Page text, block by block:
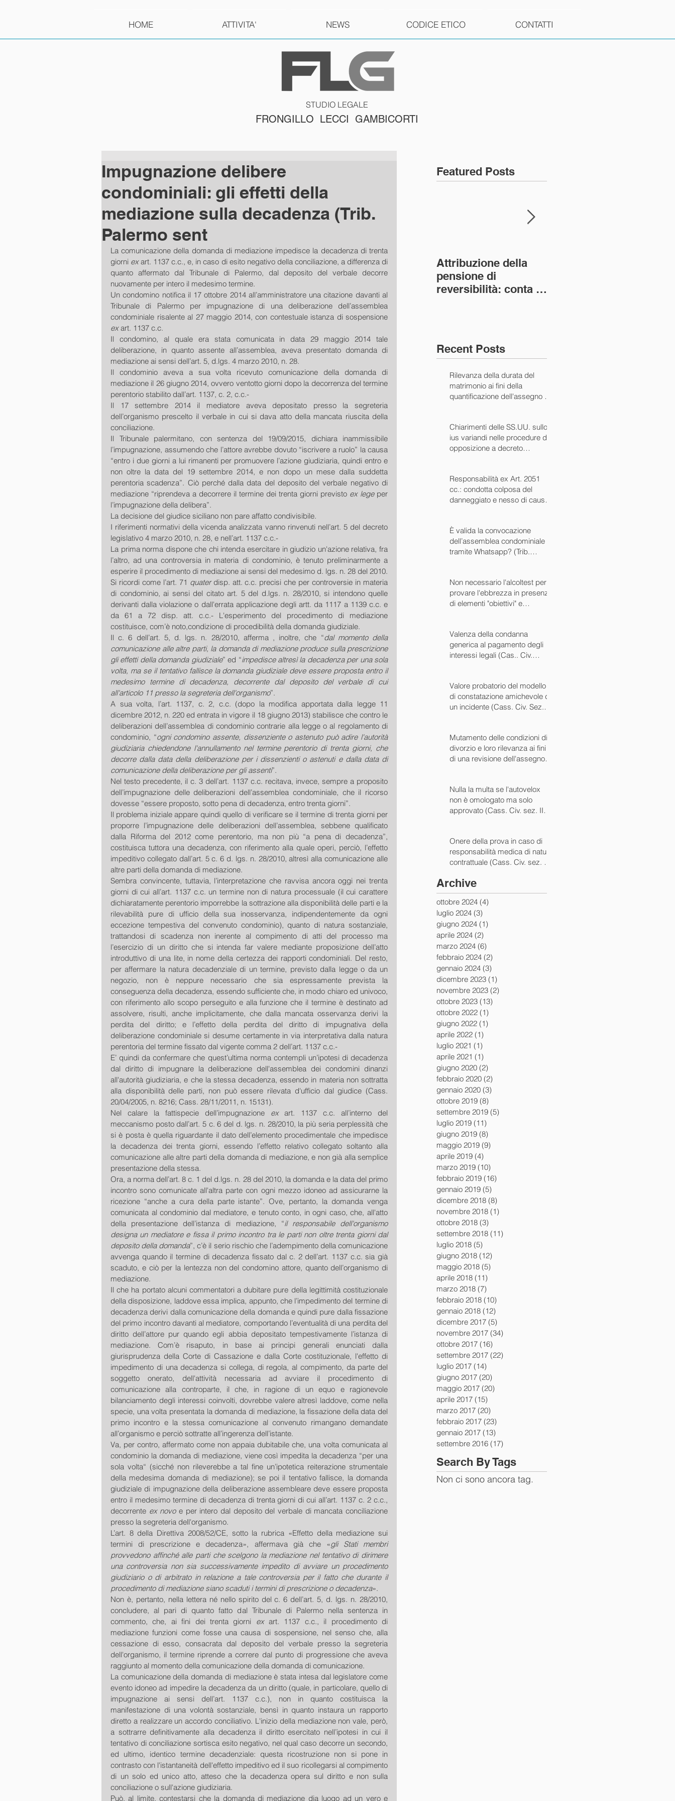
HOME ATTIVITA' NEWS CODICE ETICO CONTATTI
STUDIO LEGALE
FRONGILLO LECCI GAMBICORTI
Impugnazione delibere
condominiali: gli effetti della
mediazione sulla decadenza (Trib.
Palermo sent
La comunicazione della domanda di mediazione impedisce la decadenza di trenta
giorni ex art. 1137 c.c., e, in caso di esito negativo della conciliazione, a differenza di
quanto affermato dal Tribunale di Palermo, dal deposito del verbale decorre
nuovamente per intero il medesimo termine.
Un condomino notifica il 17 ottobre 2014 all’amministratore una citazione davanti al
Tribunale di Palermo per impugnazione di una deliberazione dell’assemblea
ex art. 1137 c.c.
Il condomino, al quale era stata comunicata in data 29 maggio 2014 tale
deliberazione, in quanto assente all’assemblea, aveva presentato domanda di
mediazione ai sensi dell’art. 5, d.lgs. 4 marzo 2010, n. 28.
Il condominio aveva a sua volta ricevuto comunicazione della domanda di
mediazione il 26 giugno 2014, ovvero ventotto giorni dopo la decorrenza del termine
perentorio stabilito dall’art. 1137, c. 2, c.c.-
Il 17 settembre 2014 il mediatore aveva depositato presso la segreteria
dell’organismo prescelto il verbale in cui si dava atto della mancata riuscita della
conciliazione.
Il Tribunale palermitano, con sentenza del 19/09/2015, dichiara inammissibile
l’impugnazione, assumendo che l’attore avrebbe dovuto “iscrivere a ruolo” la causa
“entro i due giorni a lui rimanenti per promuovere l’azione giudiziaria, quindi entro e
non oltre la data del 19 settembre 2014, e non dopo un mese dalla suddetta
perentoria scadenza”. Ciò perché dalla data del deposito del verbale negativo di
mediazione “riprendeva a decorrere il termine dei trenta giorni previsto ex lege per
l’impugnazione della delibera”.
La decisione del giudice siciliano non pare affatto condivisibile.
I riferimenti normativi della vicenda analizzata vanno rinvenuti nell’art. 5 del decreto
legislativo 4 marzo 2010, n. 28, e nell’art. 1137 c.c.-
La prima norma dispone che chi intenda esercitare in giudizio un'azione relativa, fra
l’altro, ad una controversia in materia di condominio, è tenuto preliminarmente a
Si ricordi come l’art. 71 quater disp. att. c.c. precisi che per controversie in materia
di condominio, ai sensi del citato art. 5 del d.lgs. n. 28/2010, si intendono quelle
derivanti dalla violazione o dall'errata applicazione degli artt. da 1117 a 1139 c.c. e
da 61 a 72 disp. att. c.c.- L'esperimento del procedimento di mediazione
costituisce, com’è noto,condizione di procedibilità della domanda giudiziale.
Il c. 6 dell’art. 5, d. lgs. n. 28/2010, afferma , inoltre, che “dal momento della
comunicazione alle altre parti, la domanda di mediazione produce sulla prescrizione
gli effetti della domanda giudiziale” ed “impedisce altresì la decadenza per una sola
volta, ma se il tentativo fallisce la domanda giudiziale deve essere proposta entro il
medesimo termine di decadenza, decorrente dal deposito del verbale di cui
all'articolo 11 presso la segreteria dell'organismo”.
A sua volta, l’art. 1137, c. 2, c.c. (dopo la modifica apportata dalla legge 11
dicembre 2012, n. 220 ed entrata in vigore il 18 giugno 2013) stabilisce che contro le
deliberazioni dell’assemblea di condominio contrarie alla legge o al regolamento di
condominio, “ogni condomino assente, dissenziente o astenuto può adire l'autorità
giudiziaria chiedendone l'annullamento nel termine perentorio di trenta giorni, che
decorre dalla data della deliberazione per i dissenzienti o astenuti e dalla data di
comunicazione della deliberazione per gli assenti”.
Nel testo precedente, il c. 3 dell’art. 1137 c.c. recitava, invece, sempre a proposito
dell’impugnazione delle deliberazioni dell’assemblea condominiale, che il ricorso
dovesse “essere proposto, sotto pena di decadenza, entro trenta giorni”.
Il problema iniziale appare quindi quello di verificare se il termine di trenta giorni per
proporre l’impugnazione delle deliberazioni dell’assemblea, sebbene qualificato
dalla Riforma del 2012 come perentorio, ma non più “a pena di decadenza”,
costituisca tuttora una decadenza, con riferimento alla quale operi, perciò, l’effetto
impeditivo collegato dall’art. 5 c. 6 d. lgs. n. 28/2010, altresì alla comunicazione alle
altre parti della domanda di mediazione.
Sembra convincente, tuttavia, l’interpretazione che ravvisa ancora oggi nei trenta
giorni di cui all’art. 1137 c.c. un termine non di natura processuale (il cui carattere
dichiaratamente perentorio imporrebbe la sottrazione alla disponibilità delle parti e la
rilevabilità pure di ufficio della sua inosservanza, indipendentemente da ogni
eccezione tempestiva del convenuto condominio), quanto di natura sostanziale,
trattandosi di scadenza non inerente al compimento di atti del processo ma
l’esercizio di un diritto che si intenda far valere mediante proposizione dell’atto
introduttivo di una lite, in nome della certezza dei rapporti condominiali. Del resto,
per affermare la natura decadenziale di un termine, previsto dalla legge o da un
negozio, non è neppure necessario che sia espressamente prevista la
conseguenza della decadenza, essendo sufficiente che, in modo chiaro ed univoco,
con riferimento allo scopo perseguito e alla funzione che il termine è destinato ad
assolvere, risulti, anche implicitamente, che dalla mancata osservanza derivi la
perdita del diritto; e l’effetto della perdita del diritto di impugnativa della
deliberazione condominiale si desume certamente in via interpretativa dalla natura
perentoria del termine fissato dal vigente comma 2 dell’art. 1137 c.c.-
E’ quindi da confermare che quest’ultima norma contempli un’ipotesi di decadenza
dal diritto di impugnare la deliberazione dell'assemblea dei condomini dinanzi
all'autorità giudiziaria, e che la stessa decadenza, essendo in materia non sottratta
alla disponibilità delle parti, non può essere rilevata d'ufficio dal giudice (Cass.
20/04/2005, n. 8216; Cass. 28/11/2011, n. 15131).
Nel calare la fattispecie dell’impugnazione ex art. 1137 c.c. all’interno del
meccanismo posto dall’art. 5 c. 6 del d. lgs. n. 28/2010, la più seria perplessità che
si è posta è quella riguardante il dato dell’elemento procedimentale che impedisce
la decadenza dei trenta giorni, essendo l’effetto relativo collegato soltanto alla
comunicazione alle altre parti della domanda di mediazione, e non già alla semplice
presentazione della stessa.
Ora, a norma dell’art. 8 c. 1 del d.lgs. n. 28 del 2010, la domanda e la data del primo
incontro sono comunicate all'altra parte con ogni mezzo idoneo ad assicurarne la
ricezione “anche a cura della parte istante”. Ove, pertanto, la domanda venga
comunicata al condominio dal mediatore, e tenuto conto, in ogni caso, che, all'atto
della presentazione dell’istanza di mediazione, “il responsabile dell'organismo
designa un mediatore e fissa il primo incontro tra le parti non oltre trenta giorni dal
deposito della domanda”, c’è il serio rischio che l’adempimento della comunicazione
avvenga quando il termine di decadenza fissato dal c. 2 dell’art. 1137 c.c. sia già
scaduto, e ciò per la lentezza non del condomino attore, quanto dell’organismo di
mediazione.
Il che ha portato alcuni commentatori a dubitare pure della legittimità costituzionale
della disposizione, laddove essa implica, appunto, che l’impedimento del termine di
decadenza derivi dalla comunicazione della domanda e quindi pure dalla fissazione
del primo incontro davanti al mediatore, comportando l’eventualità di una perdita del
diritto dell’attore pur quando egli abbia depositato tempestivamente l’istanza di
mediazione. Com’è risaputo, in base ai principi generali enunciati dalla
giurisprudenza della Corte di Cassazione e dalla Corte costituzionale, l'effetto di
impedimento di una decadenza si collega, di regola, al compimento, da parte del
soggetto onerato, dell'attività necessaria ad avviare il procedimento di
comunicazione alla controparte, il che, in ragione di un equo e ragionevole
bilanciamento degli interessi coinvolti, dovrebbe valere altresì laddove, come nella
specie, una volta presentata la domanda di mediazione, la fissazione della data del
primo incontro e la stessa comunicazione al convenuto rimangano demandate
all’organismo e perciò sottratte all’ingerenza dell’istante.
Va, per contro, affermato come non appaia dubitabile che, una volta comunicata al
condominio la domanda di mediazione, viene così impedita la decadenza “per una
sola volta“ (sicché non rileverebbe a tal fine un’ipotetica reiterazione strumentale
della medesima domanda di mediazione); se poi il tentativo fallisce, la domanda
giudiziale di impugnazione della deliberazione assembleare deve essere proposta
entro il medesimo termine di decadenza di trenta giorni di cui all’art. 1137 c. 2 c.c.,
decorrente ex novo e per intero dal deposito del verbale di mancata conciliazione
presso la segreteria dell'organismo.
L’art. 8 della Direttiva 2008/52/CE, sotto la rubrica «Effetto della mediazione sui
termini di prescrizione e decadenza», affermava già che «gli Stati membri
provvedono affinché alle parti che scelgono la mediazione nel tentativo di dirimere
una controversia non sia successivamente impedito di avviare un procedimento
giudiziario o di arbitrato in relazione a tale controversia per il fatto che durante il
procedimento di mediazione siano scaduti i termini di prescrizione o decadenza».
Non è, pertanto, nella lettera né nello spirito del c. 6 dell’art. 5, d. lgs. n. 28/2010,
concludere, al pari di quanto fatto dal Tribunale di Palermo nella sentenza in
commento, che, ai fini dei trenta giorni ex art. 1137 c.c., il procedimento di
mediazione funzioni come fosse una causa di sospensione, nel senso che, alla
cessazione di esso, consacrata dal deposito del verbale presso la segreteria
dell'organismo, il termine riprende a correre dal punto di progressione che aveva
raggiunto al momento della comunicazione della domanda di comunicazione.
La comunicazione della domanda di mediazione è stata intesa dal legislatore come
evento idoneo ad impedire la decadenza da un diritto (quale, in particolare, quello di
impugnazione ai sensi dell’art. 1137 c.c.), non in quanto costituisca la
manifestazione di una volontà sostanziale, bensì in quanto instaura un rapporto
diretto a realizzare un accordo conciliativo. L'inizio della mediazione non vale, però,
a sottrarre definitivamente alla decadenza il diritto esercitato nell’ipotesi in cui il
tentativo di conciliazione sortisca esito negativo, nel qual caso decorre un secondo,
ed ultimo, identico termine decadenziale: questa ricostruzione non si pone in
contrasto con l'istantaneità dell'effetto impeditivo ed il suo ricollegarsi al compimento
di un solo ed unico atto, atteso che la decadenza opera sul diritto e non sulla
conciliazione o sull'azione giudiziaria.
Può, al limite, contestarsi che la domanda di mediazione dia luogo ad un vero e
Featured Posts
Attribuzione della
pensione di
reversibilità: conta la
Recent Posts
Rilevanza della durata del
matrimonio ai fini della
quantificazione dell'assegno di
Chiarimenti delle SS.UU. sullo
ius variandi nelle procedure di
opposizione a decreto
Responsabilità ex Art. 2051
cc.: condotta colposa del
danneggiato e nesso di causa
È valida la convocazione
dell’assemblea condominiale
tramite Whatsapp? (Trib.
Non necessario l'alcoltest per
provare l'ebbrezza in presenza
di elementi "obiettivi" e
Valenza della condanna
generica al pagamento degli
interessi legali (Cas.. Civ.
Valore probatorio del modello
di constatazione amichevole di
un incidente (Cass. Civ. Sez. III
Mutamento delle condizioni di
divorzio e loro rilevanza ai fini
di una revisione dell'assegno
Nulla la multa se l'autovelox
non è omologato ma solo
approvato (Cass. Civ. sez. II
Onere della prova in caso di
responsabilità medica di natura
contrattuale (Cass. Civ. sez. III
Archive
ottobre 2024 (4)
luglio 2024 (3)
giugno 2024 (1)
aprile 2024 (2)
marzo 2024 (6)
febbraio 2024 (2)
gennaio 2024 (3)
dicembre 2023 (1)
novembre 2023 (2)
ottobre 2023 (13)
ottobre 2022 (1)
giugno 2022 (1)
aprile 2022 (1)
luglio 2021 (1)
aprile 2021 (1)
giugno 2020 (2)
febbraio 2020 (2)
gennaio 2020 (3)
ottobre 2019 (8)
settembre 2019 (5)
luglio 2019 (11)
giugno 2019 (8)
maggio 2019 (9)
aprile 2019 (4)
marzo 2019 (10)
febbraio 2019 (16)
gennaio 2019 (5)
dicembre 2018 (8)
novembre 2018 (1)
ottobre 2018 (3)
settembre 2018 (11)
luglio 2018 (5)
giugno 2018 (12)
maggio 2018 (5)
aprile 2018 (11)
marzo 2018 (7)
febbraio 2018 (10)
gennaio 2018 (12)
dicembre 2017 (5)
novembre 2017 (34)
ottobre 2017 (16)
settembre 2017 (22)
luglio 2017 (14)
giugno 2017 (20)
maggio 2017 (20)
aprile 2017 (15)
marzo 2017 (20)
febbraio 2017 (23)
gennaio 2017 (13)
settembre 2016 (17)
Search By Tags
Non ci sono ancora tag.